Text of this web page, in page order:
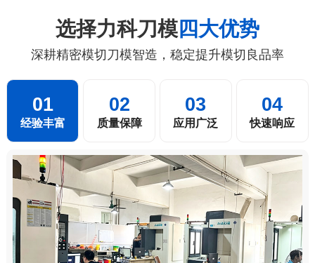
选择力科刀模四大优势
深耕精密模切刀模智造，稳定提升模切良品率
01
经验丰富
02
质量保障
03
应用广泛
04
快速响应